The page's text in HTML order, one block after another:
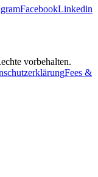
FacebookLinkedin
vorbehalten.
Fees &